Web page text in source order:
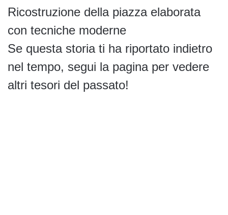
Ricostruzione della piazza elaborata
con tecniche moderne
Se questa storia ti ha riportato indietro
nel tempo, segui la pagina per vedere
altri tesori del passato!